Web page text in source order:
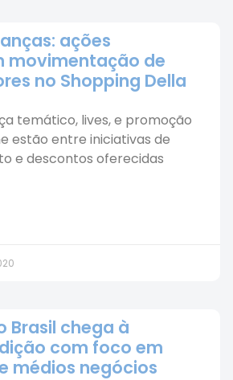
ações
movimentação de
no Shopping Della
temático, lives, e promoção
estão entre iniciativas de
e descontos oferecidas
Brasil chega à
com foco em
médios negócios